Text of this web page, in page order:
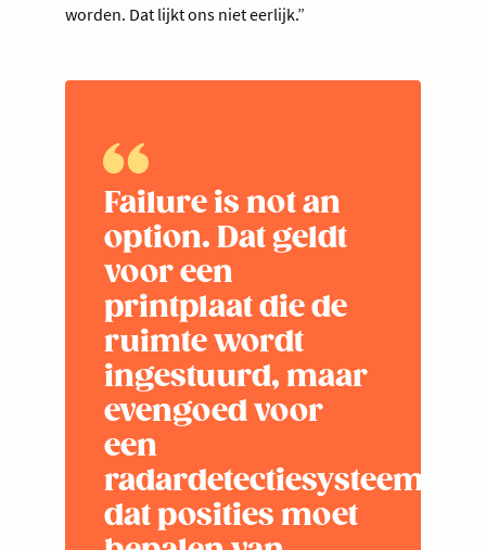
worden. Dat lijkt ons niet eerlijk.”
Failure is not an
option. Dat geldt
voor een
printplaat die de
ruimte wordt
ingestuurd, maar
evengoed voor
een
radardetectiesysteem
dat posities moet